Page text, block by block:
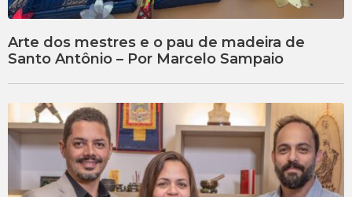
Arte dos mestres e o pau de madeira de
Santo Antônio – Por Marcelo Sampaio